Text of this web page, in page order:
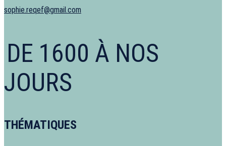
sophie.reqef@gmail.com
DE 1600 À NOS
JOURS
THÉMATIQUES